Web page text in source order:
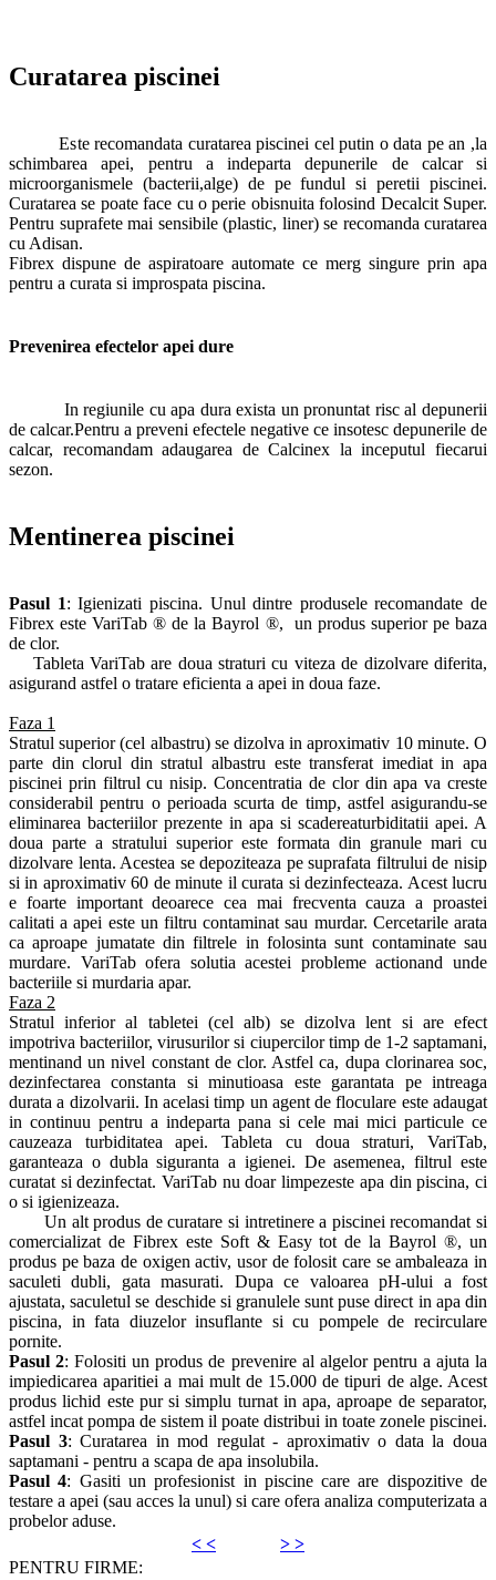
Curatarea piscinei
Este recomandata curatarea piscinei cel putin o data pe an ,la
schimbarea apei, pentru a indeparta depunerile de calcar si
microorganismele (bacterii,alge) de pe fundul si peretii piscinei.
Curatarea se poate face cu o perie obisnuita folosind Decalcit Super.
Pentru suprafete mai sensibile (plastic, liner) se recomanda curatarea
cu Adisan.
Fibrex dispune de aspiratoare automate ce merg singure prin apa
pentru a curata si improspata piscina.
Prevenirea efectelor apei dure
In regiunile cu apa dura exista un pronuntat risc al depunerii
de calcar.Pentru a preveni efectele negative ce insotesc depunerile de
calcar, recomandam adaugarea de Calcinex la inceputul fiecarui
sezon.
Mentinerea piscinei
Pasul 1: Igienizati piscina. Unul dintre produsele recomandate de
Fibrex este VariTab ® de la Bayrol ®, un produs superior pe baza
de clor.
Tableta VariTab are doua straturi cu viteza de dizolvare diferita,
asigurand astfel o tratare eficienta a apei in doua faze.
Faza 1
Stratul superior (cel albastru) se dizolva in aproximativ 10 minute. O
parte din clorul din stratul albastru este transferat imediat in apa
piscinei prin filtrul cu nisip. Concentratia de clor din apa va creste
considerabil pentru o perioada scurta de timp, astfel asigurandu-se
eliminarea bacteriilor prezente in apa si scadereaturbiditatii apei. A
doua parte a stratului superior este formata din granule mari cu
dizolvare lenta. Acestea se depoziteaza pe suprafata filtrului de nisip
si in aproximativ 60 de minute il curata si dezinfecteaza. Acest lucru
e foarte important deoarece cea mai frecventa cauza a proastei
calitati a apei este un filtru contaminat sau murdar. Cercetarile arata
ca aproape jumatate din filtrele in folosinta sunt contaminate sau
murdare. VariTab ofera solutia acestei probleme actionand unde
bacteriile si murdaria apar.
Faza 2
Stratul inferior al tabletei (cel alb) se dizolva lent si are efect
impotriva bacteriilor, virusurilor si ciupercilor timp de 1-2 saptamani,
mentinand un nivel constant de clor. Astfel ca, dupa clorinarea soc,
dezinfectarea constanta si minutioasa este garantata pe intreaga
durata a dizolvarii. In acelasi timp un agent de floculare este adaugat
in continuu pentru a indeparta pana si cele mai mici particule ce
cauzeaza turbiditatea apei. Tableta cu doua straturi, VariTab,
garanteaza o dubla siguranta a igienei. De asemenea, filtrul este
curatat si dezinfectat. VariTab nu doar limpezeste apa din piscina, ci
o si igienizeaza.
Un alt produs de curatare si intretinere a piscinei recomandat si
comercializat de Fibrex este Soft & Easy tot de la Bayrol ®, un
produs pe baza de oxigen activ, usor de folosit care se ambaleaza in
saculeti dubli, gata masurati. Dupa ce valoarea pH-ului a fost
ajustata, saculetul se deschide si granulele sunt puse direct in apa din
piscina, in fata diuzelor insuflante si cu pompele de recirculare
pornite.
Pasul 2: Folositi un produs de prevenire al algelor pentru a ajuta la
impiedicarea aparitiei a mai mult de 15.000 de tipuri de alge. Acest
produs lichid este pur si simplu turnat in apa, aproape de separator,
astfel incat pompa de sistem il poate distribui in toate zonele piscinei.
Pasul 3: Curatarea in mod regulat - aproximativ o data la doua
saptamani - pentru a scapa de apa insolubila.
Pasul 4: Gasiti un profesionist in piscine care are dispozitive de
testare a apei (sau acces la unul) si care ofera analiza computerizata a
probelor aduse.
< <
> >
PENTRU FIRME: